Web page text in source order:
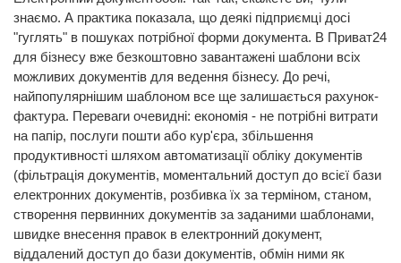
знаємо. А практика показала, що деякі підприємці досі
"гуглять" в пошуках потрібної форми документа. В Приват24
для бізнесу вже безкоштовно завантажені шаблони всіх
можливих документів для ведення бізнесу. До речі,
найпопулярнішим шаблоном все ще залишається рахунок-
фактура. Переваги очевидні: економія - не потрібні витрати
на папір, послуги пошти або кур'єра, збільшення
продуктивності шляхом автоматизації обліку документів
(фільтрація документів, моментальний доступ до всієї бази
електронних документів, розбивка їх за терміном, станом,
створення первинних документів за заданими шаблонами,
швидке внесення правок в електронний документ,
віддалений доступ до бази документів, обмін ними як